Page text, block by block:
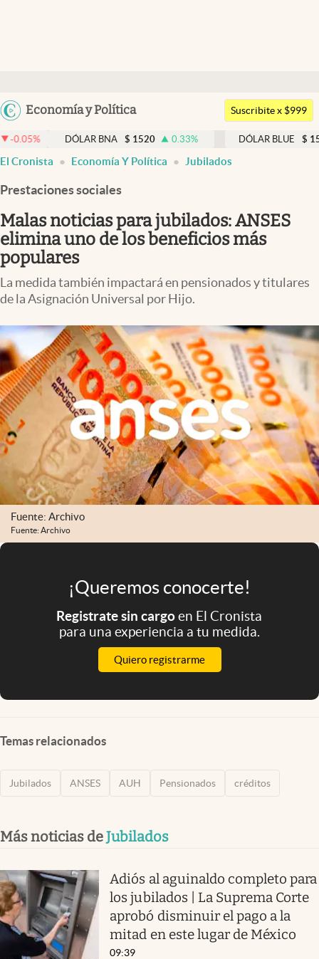
Argentina
Uruguay
Economía y Política
Members
Economía y Política
Finanzas y Mercados
Mercados Online
Negocios
Columnistas
Apertura
Infotechnology
Clase
Clima
Mundial 2026
Eventos Corporativos
El Cronista Studio
Mediakit
abre en nueva pestaña
Argentina
Suscribite x $999
DÓLAR BNA $ 1520 0.33 % DÓLAR BLUE $ 1540 -0.32
El Cronista Economía Y Política Jubilados
Prestaciones sociales
Malas noticias para jubilados: ANSES
elimina uno de los beneficios más
populares
La medida también impactará en pensionados y titulares
de la Asignación Universal por Hijo.
Fuente: Archivo
Fuente: Archivo
¡Queremos conocerte!
Registrate sin cargoen El Cronista
para una experiencia a tu medida.
Quiero registrarme
Temas relacionados
Jubilados ANSES AUH Pensionados créditos
Más noticias deJubilados
Adiós al aguinaldo completo para
los jubilados | La Suprema Corte
aprobó disminuir el pago a la
mitad en este lugar de México
09:39